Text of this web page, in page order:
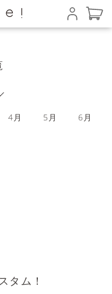
4月 5月 6月
タム！